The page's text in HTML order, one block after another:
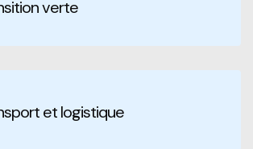
verte
et logistique